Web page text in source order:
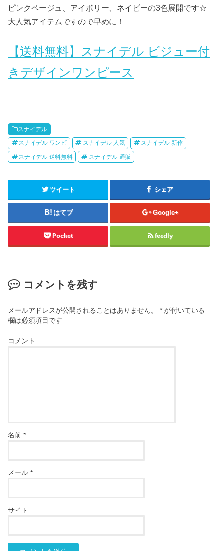
ピンクベージュ、アイボリー、ネイビーの3色展開です☆
大人気アイテムですので早めに！
【送料無料】スナイデル ビジュー付
きデザインワンピース
スナイデル
スナイデル ワンピ スナイデル 人気 スナイデル 新作
スナイデル 送料無料 スナイデル 通販
ツイート シェア
はてブ Google+
Pocket feedly
コメントを残す
メールアドレスが公開されることはありません。 * が付いている
欄は必須項目です
コメント
名前*
メール*
サイト